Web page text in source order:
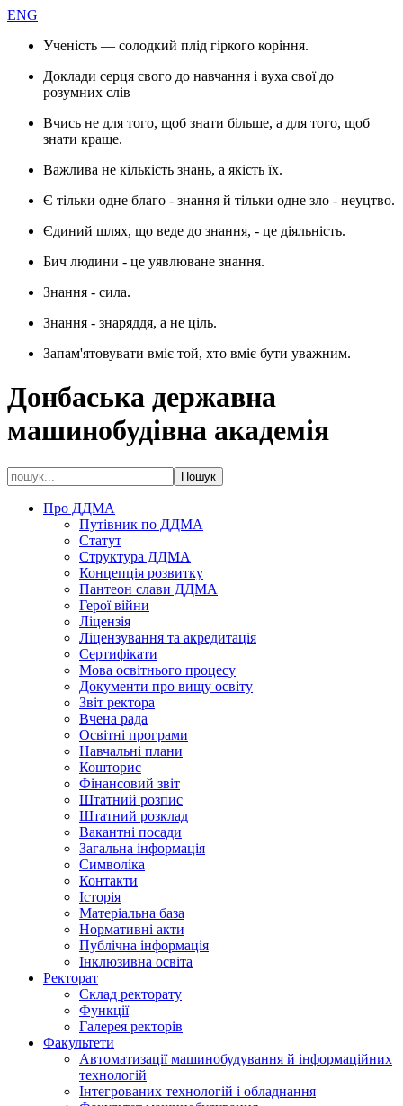
ENG
Ученість — солодкий плід гіркого коріння.
Доклади серця свого до навчання і вуха свої до
розумних слів
Вчись не для того, щоб знати більше, а для того, щоб
знати краще.
Важлива не кількість знань, а якість їх.
Є тільки одне благо - знання й тільки одне зло - неуцтво.
Єдиний шлях, що веде до знання, - це діяльність.
Бич людини - це уявлюване знання.
Знання - сила.
Знання - знаряддя, а не ціль.
Запам'ятовувати вміє той, хто вміє бути уважним.
Донбаська державна
машинобудівна академія
Про ДДМА
Путівник по ДДМА
Статут
Структура ДДМА
Концепція розвитку
Пантеон слави ДДМА
Герої війни
Ліцензія
Ліцензування та акредитація
Сертифікати
Мова освітнього процесу
Документи про вищу освіту
Звіт ректора
Вчена рада
Освітні програми
Навчальні плани
Кошторис
Фінансовий звіт
Штатний розпис
Штатний розклад
Вакантні посади
Загальна інформація
Символіка
Контакти
Історія
Матеріальна база
Нормативні акти
Публічна інформація
Інклюзивна освіта
Ректорат
Склад ректорату
Функції
Галерея ректорів
Факультети
Автоматизації машинобудування й інформаційних
технологій
Інтегрованих технологій і обладнання